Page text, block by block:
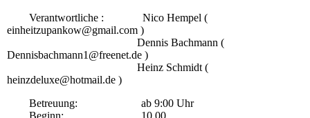
Verantwortliche : Nico Hempel (
einheitzupankow@gmail.com )
Dennis Bachmann (
Dennisbachmann1@freenet.de )
Heinz Schmidt (
heinzdeluxe@hotmail.de )
Betreuung: ab 9:00 Uhr